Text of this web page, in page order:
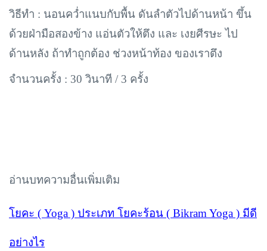
วิธีทำ : นอนคว่ำแนบกับพื้น ดันลำตัวไปด้านหน้า ขึ้น
ด้วยฝ่ามือสองข้าง แอ่นตัวให้ตึง และ เงยศีรษะ ไป
ด้านหลัง ถ้าทำถูกต้อง ช่วงหน้าท้อง ของเราตึง
จำนวนครั้ง : 30 วินาที / 3 ครั้ง
อ่านบทความอื่นเพิ่มเติม
โยคะ ( Yoga ) ประเภท โยคะร้อน ( Bikram Yoga ) มีดี
อย่างไร